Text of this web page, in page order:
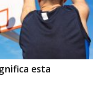
esta